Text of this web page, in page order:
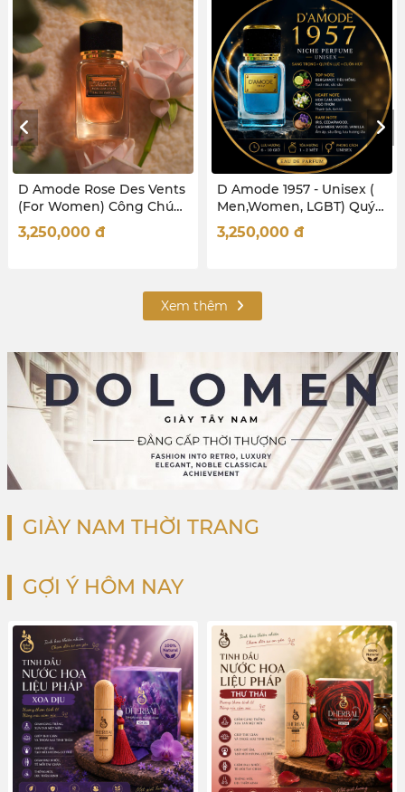
D Amode 1957 - Unisex (
Men,Women, LGBT) Quý
Ông thành đạt - Quý Cô
Quyền lực
3,250,000 đ
D Amode Le Jour - Unisex
(Men, Women, LGBT)
Chàng trai nhiệt huyết -
Cô nàng cá tính
3,250,000 đ
Xem thêm
GIÀY NAM THỜI TRANG
GỢI Ý HÔM NAY